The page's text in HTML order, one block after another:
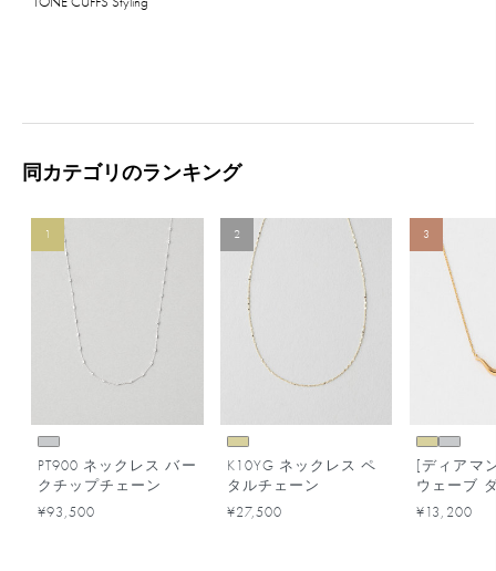
同カテゴリのランキング
1
PT900 ネックレス バー
クチップチェーン
¥93,500
2
K10YG ネックレス ペ
タルチェーン
¥27,500
3
[ディアマ
ウェーブ
ド ネック
¥13,200